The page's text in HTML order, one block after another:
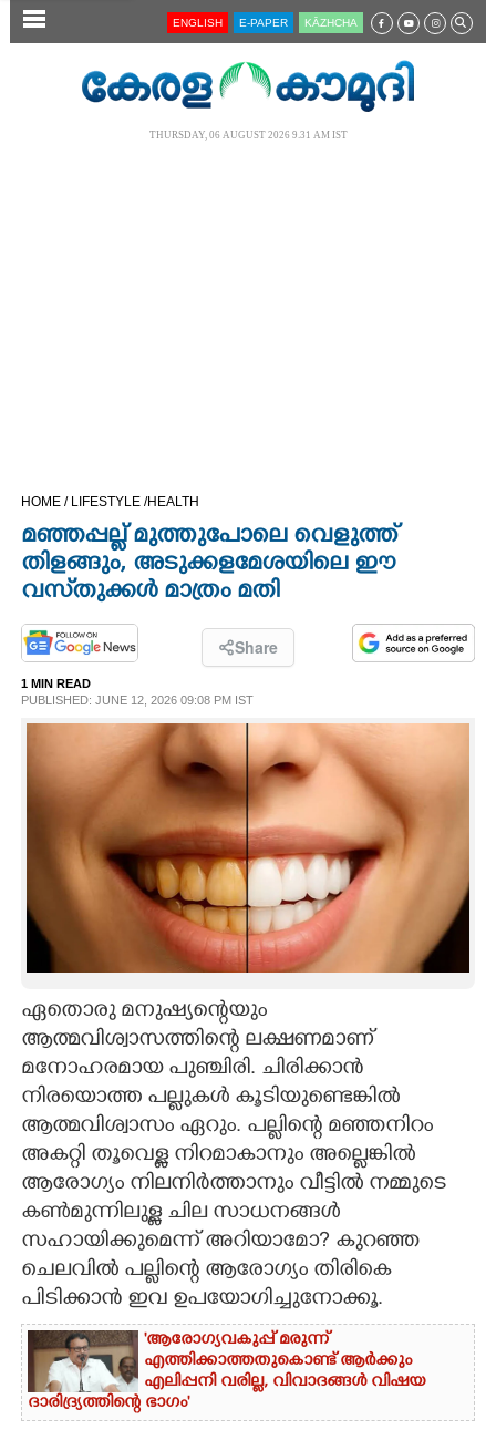
SECTIONS
OPINION
PHOTOS
LIFESTYLE
CARTOONS
LITERATURE
ZOOM
CONTACT US
ENGLISH E-PAPER KĀZHCHA
THURSDAY, 06 AUGUST 2026 9.31 AM IST
HOME / LIFESTYLE /HEALTH
മഞ്ഞപ്പല്ല് മുത്തുപോലെ വെളുത്ത്
തിളങ്ങും, അടുക്കളമേശയിലെ ഈ
വസ്‌തുക്കൾ മാത്രം മതി
Share
1 MIN READ
PUBLISHED: JUNE 12, 2026 09:08 PM IST
ഏതൊരു മനുഷ്യന്റെയും
ആത്മവിശ്വാസത്തിന്റെ ലക്ഷണമാണ്
മനോഹരമായ പുഞ്ചിരി. ചിരിക്കാൻ
നിരയൊത്ത പല്ലുകൾ കൂടിയുണ്ടെങ്കിൽ
ആത്മവിശ്വാസം ഏറും. പല്ലിന്റെ മഞ്ഞനിറം
അകറ്റി തൂവെള്ള നിറമാകാനും അല്ലെങ്കിൽ
ആരോഗ്യം നിലനിർത്താനും വീട്ടിൽ നമ്മുടെ
കൺമുന്നിലുള്ള ചില സാധനങ്ങൾ
സഹായിക്കുമെന്ന് അറിയാമോ? കുറഞ്ഞ
ചെലവിൽ പല്ലിന്റെ ആരോഗ്യം തിരികെ
പിടിക്കാൻ ഇവ ഉപയോഗിച്ചുനോക്കൂ.
'ആരോഗ്യവകുപ്പ് മരുന്ന്
എത്തിക്കാത്തതുകൊണ്ട് ആർക്കും
എലിപ്പനി വരില്ല, വിവാദങ്ങൾ വിഷയ
ദാരിദ്ര്യത്തിന്റെ ഭാഗം'